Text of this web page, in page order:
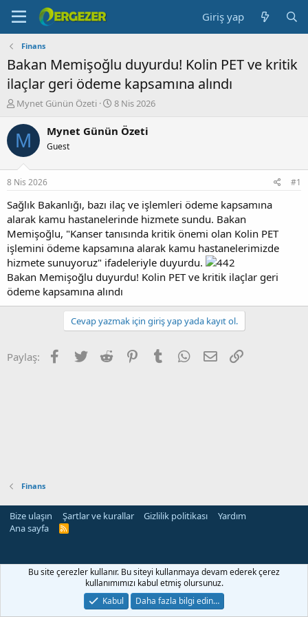
Giriş yap
Finans
Bakan Memişoğlu duyurdu! Kolin PET ve kritik
ilaçlar geri ödeme kapsamına alındı
K
n
b
u
u
b
a
ş
l
a
t
a
n
Mynet Günün Özeti
B
ş
ç
a
r
i
h
i
8 Nis 2026
M Mynet Günün Özeti
Guest
8 Nis 2026 #1
Sağlık Bakanlığı, bazı ilaç ve işlemleri ödeme kapsamına
alarak kamu hastanelerinde hizmete sundu. Bakan
Memişoğlu, "Kanser tanısında kritik önemi olan Kolin PET
işlemini ödeme kapsamına alarak kamu hastanelerimizde
hizmete sunuyoruz" ifadeleriyle duyurdu.
Bakan Memişoğlu duyurdu! Kolin PET ve kritik ilaçlar geri
ödeme kapsamına alındı
Cevap yazmak için giriş yap yada kayıt ol.
Paylaş: Facebook
Twitter Reddit PinterestTumblr WhatsApp
E-posta
Finans
Bize ulaşın Şartlar ve kurallar Gizlilik politikası
Yardım
Ana sayfa
R
Bu site çerezler kullanır. Bu siteyi kullanmaya devam ederek çerez
kullanımımızı kabul etmiş olursunuz.
Kabul
Daha fazla bilgi edin…